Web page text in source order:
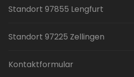
Standort 97855 Lengfurt
Standort 97225 Zellingen
Kontaktformular